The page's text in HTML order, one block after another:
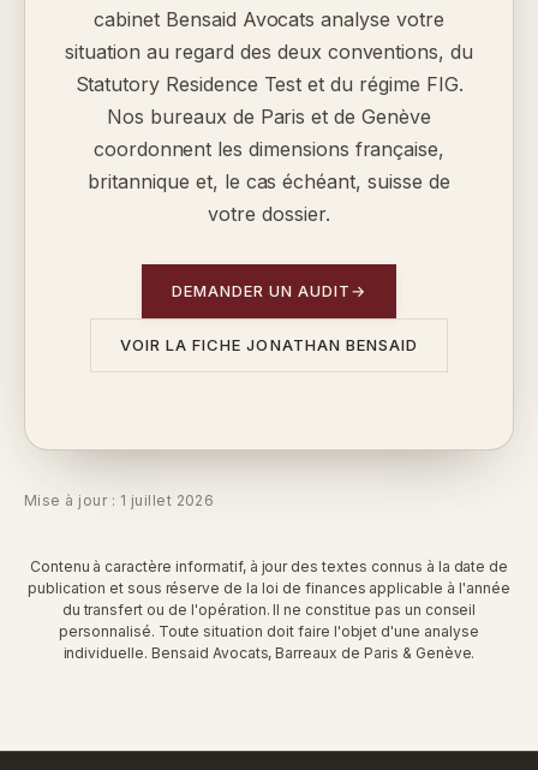
cabinet Bensaid Avocats analyse votre
situation au regard des deux conventions, du
Statutory Residence Test et du régime FIG.
Nos bureaux de Paris et de Genève
coordonnent les dimensions française,
britannique et, le cas échéant, suisse de
votre dossier.
DEMANDER UN AUDIT→
VOIR LA FICHE JONATHAN BENSAID
Mise à jour : 1 juillet 2026
Contenu à caractère informatif, à jour des textes connus à la date de
publication et sous réserve de la loi de finances applicable à l'année
du transfert ou de l'opération. Il ne constitue pas un conseil
personnalisé. Toute situation doit faire l'objet d'une analyse
individuelle. Bensaid Avocats, Barreaux de Paris & Genève.